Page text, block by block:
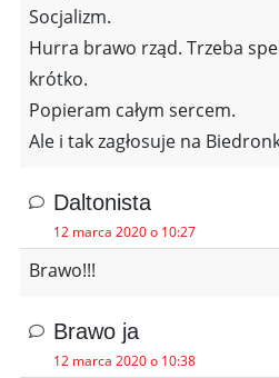
Socjalizm.
Hurra brawo rząd. Trzeba
krótko.
Popieram całym sercem.
Ale i tak zagłosuje na
Daltonista
12 marca 2020 o 10:27
Brawo!!!
Brawo ja
12 marca 2020 o 10:38